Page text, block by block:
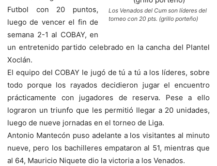
Los Venados del Cum son líderes del
torneo con 20 pts. (grillo porteño)
Futbol con 20 puntos,
luego de vencer el fin de
semana 2-1 al COBAY, en
un entretenido partido celebrado en la cancha del Plantel
Xoclán.
El equipo del COBAY le jugó de tú a tú a los líderes, sobre
todo porque los rayados decidieron jugar el encuentro
prácticamente con jugadores de reserva. Pese a ello
lograron un triunfo que les permitió llegar a 20 unidades,
luego de nueve jornadas en el torneo de Liga.
Antonio Mantecón puso adelante a los visitantes al minuto
nueve, pero los bachilleres empataron al 51, mientras que
al 64, Mauricio Niquete dio la victoria a los Venados.